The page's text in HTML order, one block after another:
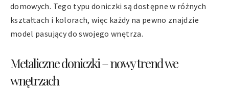
domowych. Tego typu doniczki są dostępne w różnych
kształtach i kolorach, więc każdy na pewno znajdzie
model pasujący do swojego wnętrza.
Metaliczne doniczki – nowy trend we
wnętrzach